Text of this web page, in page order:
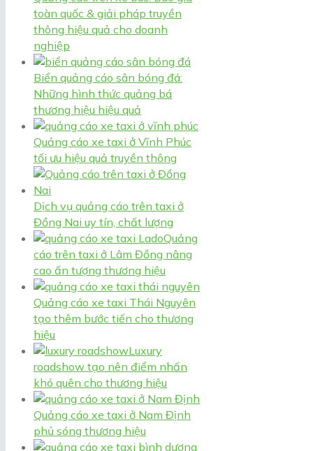
toàn quốc & giải pháp truyền
thông hiệu quả cho doanh
nghiệp
Biển quảng cáo sân bóng đá:
Những hình thức quảng bá
thương hiệu hiệu quả
Quảng cáo xe taxi ở Vĩnh Phúc
tối ưu hiệu quả truyền thông
Dịch vụ quảng cáo trên taxi ở
Đồng Nai uy tín, chất lượng
Quảng
cáo trên taxi ở Lâm Đồng nâng
cao ấn tượng thương hiệu
Quảng cáo xe taxi Thái Nguyên
tạo thêm bước tiến cho thương
hiệu
Luxury
roadshow tạo nên điểm nhấn
khó quên cho thương hiệu
Quảng cáo xe taxi ở Nam Định
phủ sóng thương hiệu